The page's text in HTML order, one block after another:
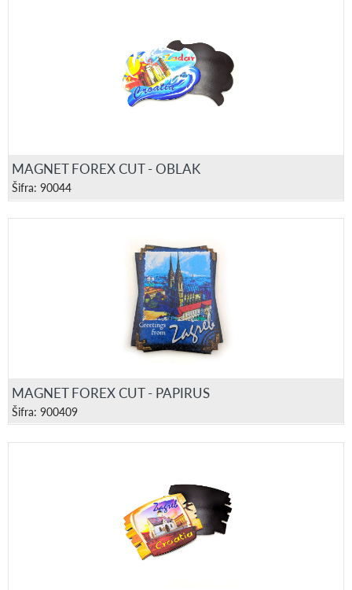
MAGNET FOREX CUT - OBLAK
Šifra: 90044
MAGNET FOREX CUT - PAPIRUS
Šifra: 900409